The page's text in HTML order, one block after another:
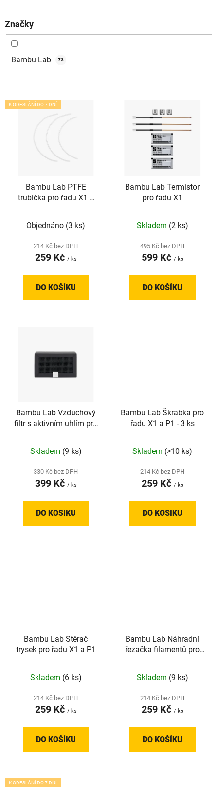
t
ů
Značky
Bambu Lab 73
V
ý
K ODESLÁNÍ DO 7 DNÍ
Bambu Lab PTFE
trubička pro řadu X1 a
Objednáno (3 ks)
214 Kč bez DPH
259 Kč / ks
DO KOŠÍKU
Bambu Lab Termistor
pro řadu X1
Skladem (2 ks)
495 Kč bez DPH
599 Kč / ks
DO KOŠÍKU
Bambu Lab Vzduchový
filtr s aktivním uhlím pro
Skladem (9 ks)
330 Kč bez DPH
399 Kč / ks
DO KOŠÍKU
Bambu Lab Škrabka pro
řadu X1 a P1 - 3 ks
Skladem (>10 ks)
214 Kč bez DPH
259 Kč / ks
DO KOŠÍKU
Bambu Lab Stěrač
trysek pro řadu X1 a P1
Skladem (6 ks)
214 Kč bez DPH
259 Kč / ks
DO KOŠÍKU
Bambu Lab Náhradní
řezačka filamentů pro
Skladem (9 ks)
214 Kč bez DPH
259 Kč / ks
DO KOŠÍKU
K ODESLÁNÍ DO 7 DNÍ